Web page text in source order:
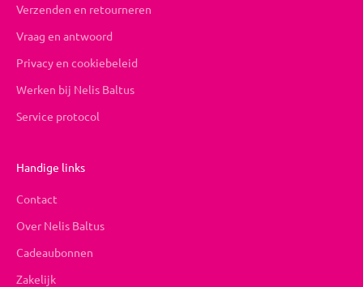
Verzenden en retourneren
Vraag en antwoord
Privacy en cookiebeleid
Werken bij Nelis Baltus
Service protocol
Handige links
Contact
Over Nelis Baltus
Cadeaubonnen
Zakelijk